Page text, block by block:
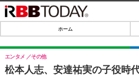
IT・デジタル
SPEED TEST
ホーム
松本人志、安達祐実の子役時
エンタメ その他